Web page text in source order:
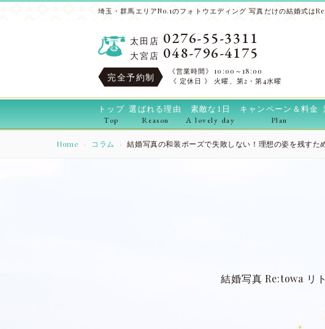
埼玉・群馬エリアNo.1のフォトウエディング 写真だけの結婚式は
太田店 0276-55-3311
大宮店 048-796-4175
完全予約制
《営業時間》
10:00～18:00
《 定休日 》
火曜、第2・第4水曜
トップ
Top
選ばれる理由
Reason
素敵な1日
A lovely day
キャンペーン＆料金
Plan
Home コラム 結婚写真の和装ポーズで失敗しない！理想の姿を残すた
結婚写真 Re:towa リ